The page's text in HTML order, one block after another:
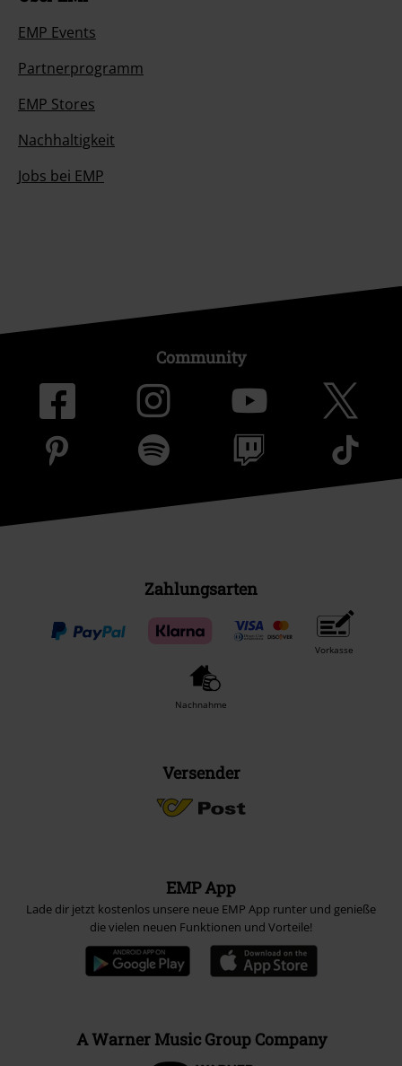
EMP Events
Partnerprogramm
EMP Stores
Nachhaltigkeit
Jobs bei EMP
Community
Zahlungsarten
Vorkasse
Nachnahme
Versender
EMP App
Lade dir jetzt kostenlos unsere neue EMP App runter und genieße
die vielen neuen Funktionen und Vorteile!
A Warner Music Group Company